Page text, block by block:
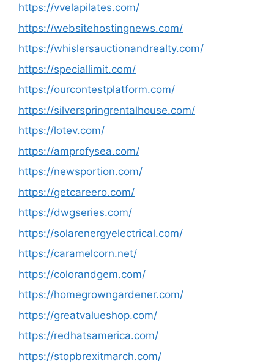
https://vvelapilates.com/
https://websitehostingnews.com/
https://whislersauctionandrealty.com/
https://speciallimit.com/
https://ourcontestplatform.com/
https://silverspringrentalhouse.com/
https://lotev.com/
https://amprofysea.com/
https://newsportion.com/
https://getcareero.com/
https://dwgseries.com/
https://solarenergyelectrical.com/
https://caramelcorn.net/
https://colorandgem.com/
https://homegrowngardener.com/
https://greatvalueshop.com/
https://redhatsamerica.com/
https://stopbrexitmarch.com/